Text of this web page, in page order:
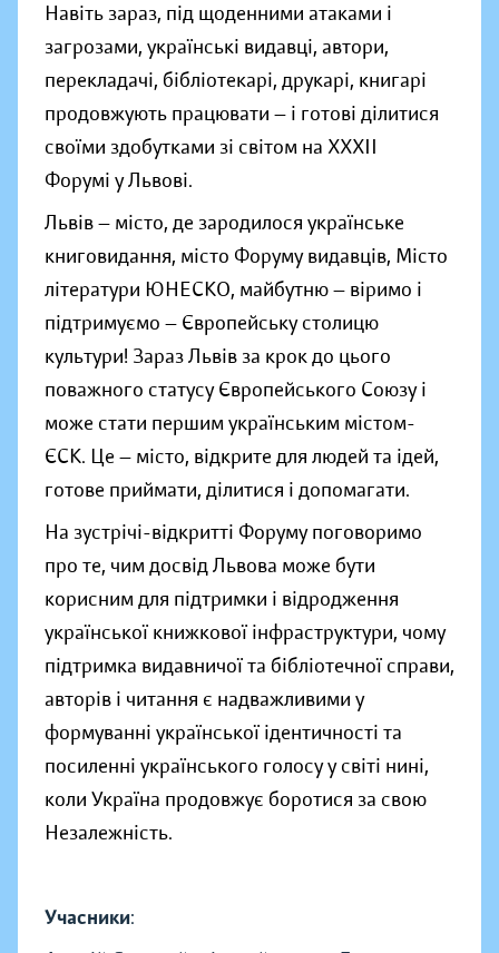
Навіть зараз, під щоденними атаками і
загрозами, українські видавці, автори,
перекладачі, бібліотекарі, друкарі, книгарі
продовжують працювати — і готові ділитися
своїми здобутками зі світом на ХХХІІ
Форумі у Львові.
Львів — місто, де зародилося українське
книговидання, місто Форуму видавців, Місто
літератури ЮНЕСКО, майбутню — віримо і
підтримуємо — Європейську столицю
культури! Зараз Львів за крок до цього
поважного статусу Європейського Союзу і
може стати першим українським містом-
ЄСК. Це — місто, відкрите для людей та ідей,
готове приймати, ділитися і допомагати.
На зустрічі-відкритті Форуму поговоримо
про те, чим досвід Львова може бути
корисним для підтримки і відродження
української книжкової інфраструктури, чому
підтримка видавничої та бібліотечної справи,
авторів і читання є надважливими у
формуванні української ідентичності та
посиленні українського голосу у світі нині,
коли Україна продовжує боротися за свою
Незалежність.
Учасники: